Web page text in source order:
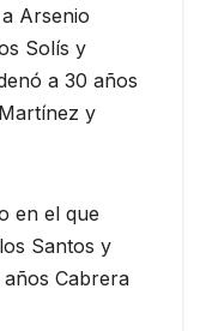
Arsenio
Solís y
a 30 años
y
en el que
Santos y
Cabrera